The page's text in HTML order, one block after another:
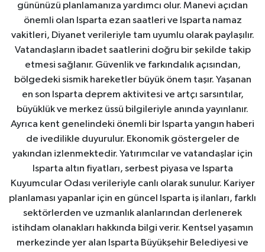
gününüzü planlamanıza yardımcı olur. Manevi açıdan
önemli olan Isparta ezan saatleri ve Isparta namaz
vakitleri, Diyanet verileriyle tam uyumlu olarak paylaşılır.
Vatandaşların ibadet saatlerini doğru bir şekilde takip
etmesi sağlanır. Güvenlik ve farkındalık açısından,
bölgedeki sismik hareketler büyük önem taşır. Yaşanan
en son Isparta deprem aktivitesi ve artçı sarsıntılar,
büyüklük ve merkez üssü bilgileriyle anında yayınlanır.
Ayrıca kent genelindeki önemli bir Isparta yangın haberi
de ivedilikle duyurulur. Ekonomik göstergeler de
yakından izlenmektedir. Yatırımcılar ve vatandaşlar için
Isparta altın fiyatları, serbest piyasa ve Isparta
Kuyumcular Odası verileriyle canlı olarak sunulur. Kariyer
planlaması yapanlar için en güncel Isparta iş ilanları, farklı
sektörlerden ve uzmanlık alanlarından derlenerek
istihdam olanakları hakkında bilgi verir. Kentsel yaşamın
merkezinde yer alan Isparta Büyükşehir Belediyesi ve